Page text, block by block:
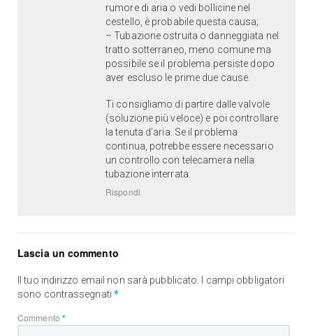
rumore di aria o vedi bollicine nel
cestello, è probabile questa causa;
– Tubazione ostruita o danneggiata nel
tratto sotterraneo, meno comune ma
possibile se il problema persiste dopo
aver escluso le prime due cause.
Ti consigliamo di partire dalle valvole
(soluzione più veloce) e poi controllare
la tenuta d’aria. Se il problema
continua, potrebbe essere necessario
un controllo con telecamera nella
tubazione interrata.
Rispondi
Lascia un commento
Il tuo indirizzo email non sarà pubblicato. I campi obbligatori
sono contrassegnati *
Commento *